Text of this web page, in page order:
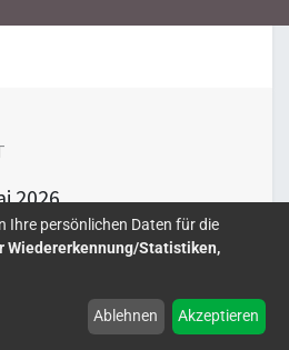
2026
Ihre persönlichen Daten für die
Wiedererkennung/Statistiken,
Ablehnen Akzeptieren